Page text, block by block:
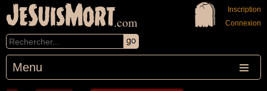
JeSuisMort.com
Menu
Inscription
Connexion